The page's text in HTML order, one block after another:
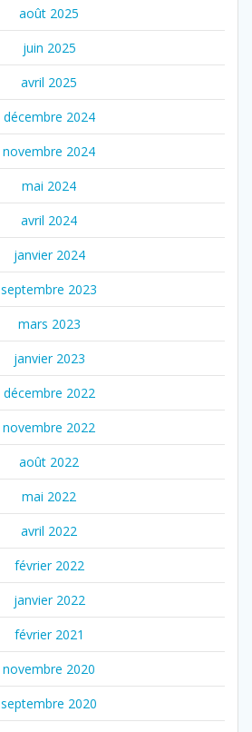
août 2025
juin 2025
avril 2025
décembre 2024
novembre 2024
mai 2024
avril 2024
janvier 2024
septembre 2023
mars 2023
janvier 2023
décembre 2022
novembre 2022
août 2022
mai 2022
avril 2022
février 2022
janvier 2022
février 2021
novembre 2020
septembre 2020